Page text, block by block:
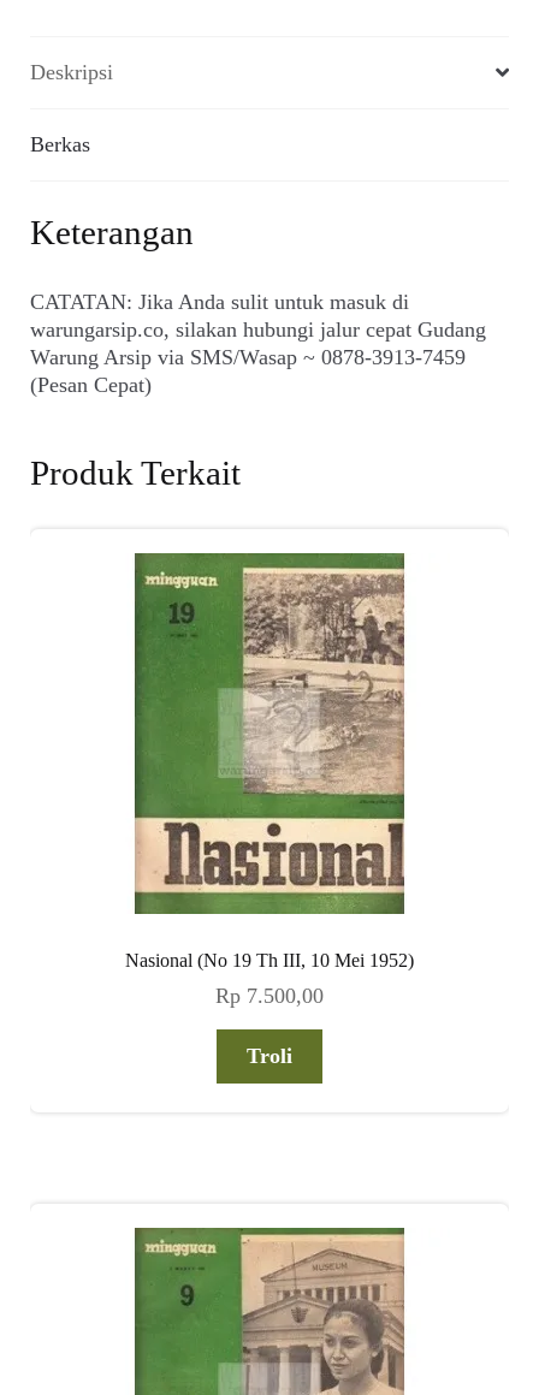
Deskripsi
Berkas
Keterangan
CATATAN: Jika Anda sulit untuk masuk di
warungarsip.co, silakan hubungi jalur cepat Gudang
Warung Arsip via SMS/Wasap ~ 0878-3913-7459
(Pesan Cepat)
Produk Terkait
Nasional (No 19 Th III, 10 Mei 1952)
Rp 7.500,00
Troli